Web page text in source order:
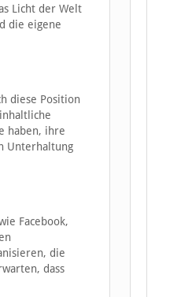
Licht der Welt
die eigene
diese Position
haben, ihre
Unterhaltung
Facebook,
die
dass